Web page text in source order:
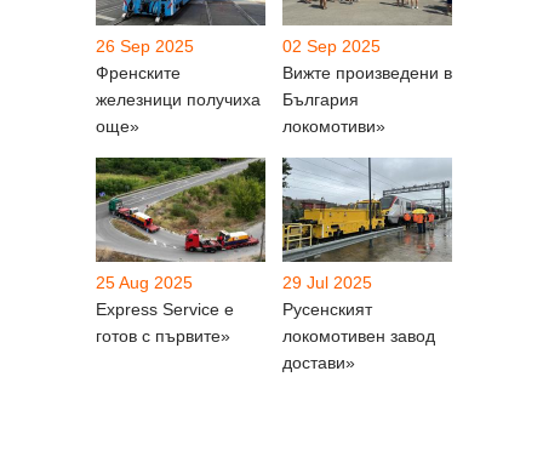
26 Sep 2025
Френските
железници получиха
още»
02 Sep 2025
Вижте произведени в
България
локомотиви»
25 Aug 2025
Express Service е
готов с първите»
29 Jul 2025
Русенският
локомотивен завод
достави»